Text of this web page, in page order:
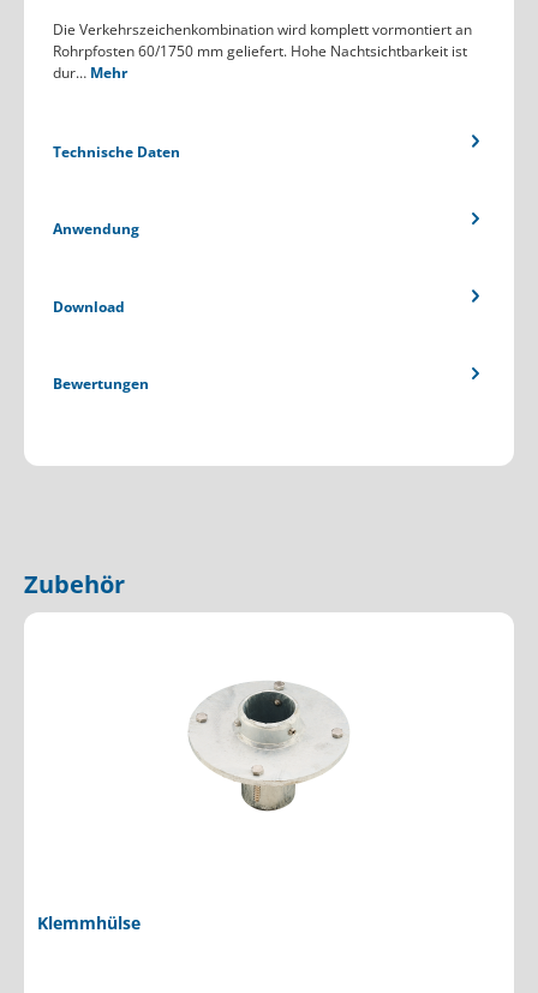
Die Verkehrszeichenkombination wird komplett vormontiert an
Rohrpfosten 60/1750 mm geliefert. Hohe Nachtsichtbarkeit ist
dur… Mehr
Technische Daten
Anwendung
Download
Bewertungen
Zubehör
Produktgalerie überspringen
Klemmhülse